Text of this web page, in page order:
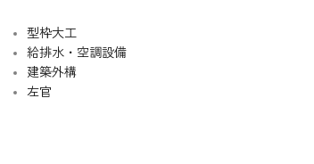
型枠大工
給排水・空調設備
建築外構
左官